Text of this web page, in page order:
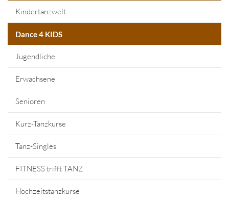
Kindertanzwelt
Dance 4 KIDS
Jugendliche
Erwachsene
Senioren
Kurz-Tanzkurse
Tanz-Singles
FITNESS trifft TANZ
Hochzeitstanzkurse